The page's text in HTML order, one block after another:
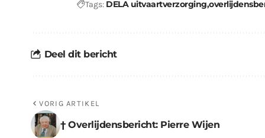
Tags: DELA uitvaartverzorging
Deel dit bericht
VORIG ARTIKEL
† Overlijdensbericht: Pierre Wijen